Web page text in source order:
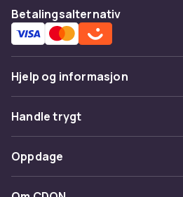
Betalingsalternativ
Hjelp og informasjon
Vanlige spørsmål
Spor pakke
Angre & returner her
Handle trygt
Betaling
Levering
Oppdage
Kategorier